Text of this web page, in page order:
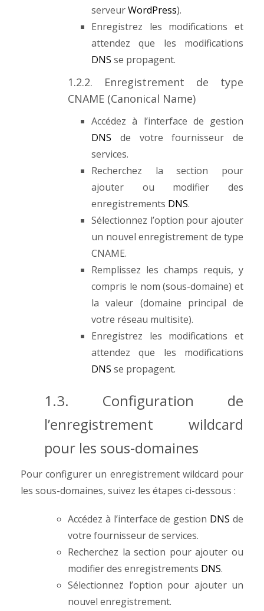
serveurWordPress).
Enregistrez les modifications et
attendez que les modifications
DNS se propagent.
1.2.2. Enregistrement de type
CNAME (Canonical Name)
Accédez à l’interface de gestion
DNS de votre fournisseur de
services.
Recherchez la section pour
ajouter ou modifier des
enregistrements DNS.
Sélectionnez l’option pour ajouter
un nouvel enregistrement de type
CNAME.
Remplissez les champs requis, y
compris le nom (sous-domaine) et
la valeur (domaine principal de
votre réseau multisite).
Enregistrez les modifications et
attendez que les modifications
DNS se propagent.
1.3. Configuration de
l’enregistrement wildcard
pour les sous-domaines
Pour configurer un enregistrement wildcard pour
les sous-domaines, suivez les étapes ci-dessous :
Accédez à l’interface de gestion DNSde
votre fournisseur de services.
Recherchez la section pour ajouter ou
modifier des enregistrements DNS.
Sélectionnez l’option pour ajouter un
nouvel enregistrement.